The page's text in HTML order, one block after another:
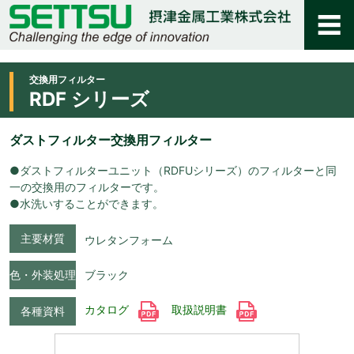
交換用フィルター
RDF シリーズ
ダストフィルター交換用フィルター
●ダストフィルターユニット（RDFUシリーズ）のフィルターと同
一の交換用のフィルターです。
●水洗いすることができます。
主要材質 ウレタンフォーム
色・外装処理 ブラック
各種資料 カタログ 取扱説明書